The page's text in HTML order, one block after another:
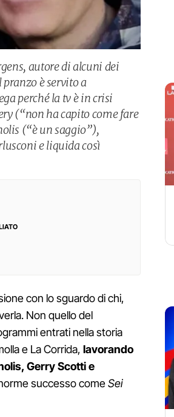
autore di alcuni dei
è servito a
perché la tv è in crisi
(“non ha capito come fare
(“è un saggio”),
e liquida così
con lo sguardo di chi,
Non quello del
entrati nella storia
e La Corrida, lavorando
Gerry Scotti e
successo comeSei